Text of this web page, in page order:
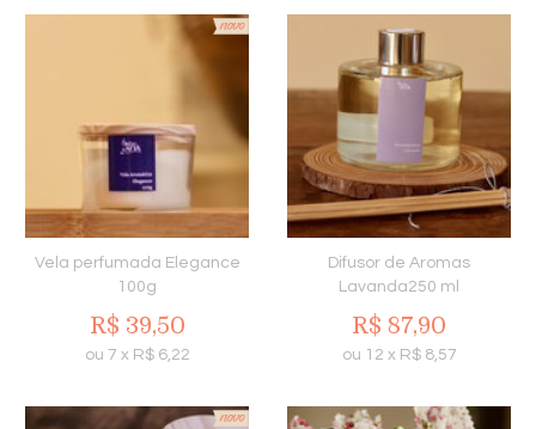
Vela perfumada Elegance
100g
R$ 39,50
ou 7 x R$ 6,22
Difusor de Aromas
Lavanda250 ml
R$ 87,90
ou 12 x R$ 8,57